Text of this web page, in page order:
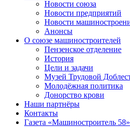
Новости союза
Новости предприятий
Новости
Анонсы
О союзе машиностроителей
Пензенское отделение
История
Цели и задачи
Музей Трудовой
Молодёжная политика
Донорство крови
Наши партнёры
Контакты
Газета «Машиностроитель 58»